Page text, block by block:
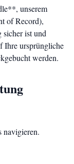
unserem
of Record),
sicher ist und
Ihre ursprüngliche
werden.
navigieren.